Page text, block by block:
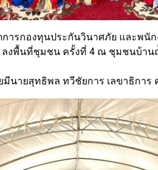
ารกองทุนประกันวินาศภัย และพนั
ลงพื้นที่ชุมชน ครั้งที่ 4 ณ ชุมชนบ้าน
นายสุทธิพล ทวีชัยการ เลขาธิการ